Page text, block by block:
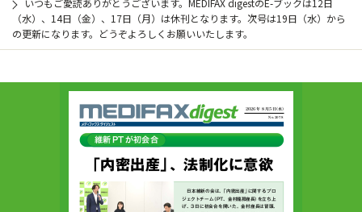
（水）、14日（金）、17日（月）は休刊となります。次号は19日（水）から
の更新になります。どうぞよろしくお願いいたします。